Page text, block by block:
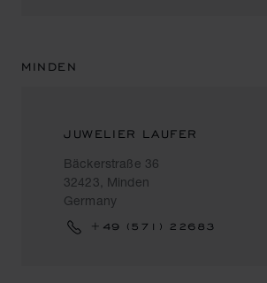
MINDEN
JUWELIER LAUFER
Bäckerstraße 36
32423, Minden
Germany
+49 (571) 22683